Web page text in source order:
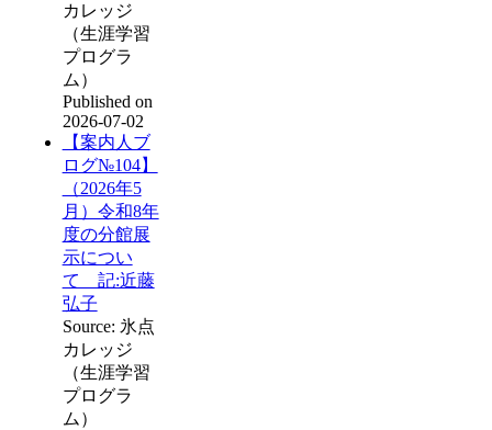
カレッジ
（生涯学習
プログラ
ム）
Published on
2026-07-02
【案内人ブ
ログ№104】
（2026年5
月）令和8年
度の分館展
示につい
て 記:近藤
弘子
Source: 氷点
カレッジ
（生涯学習
プログラ
ム）